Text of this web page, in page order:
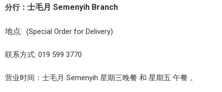
分行： 士毛月 Semenyih Branch
地点: (Special Order for Delivery)
联系方式: 019 599 3770
营业时间：士毛月 Semenyih 星期三晚餐 和 星期五 午餐 。